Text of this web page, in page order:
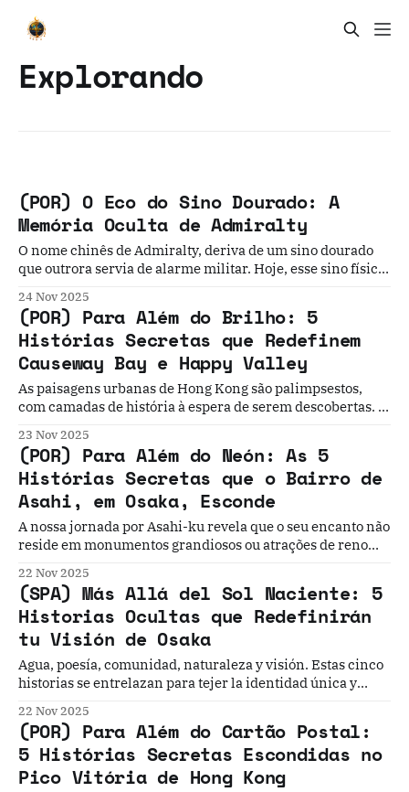
Explorando
(POR) O Eco do Sino Dourado: A
Memória Oculta de Admiralty
O nome chinês de Admiralty, deriva de um sino dourado
que outrora servia de alarme militar. Hoje, esse sino físico
um alarme de guerra, mas um "som de alerta" contínuo,
que lembra a cidade das complexas tensões que pulsam no
seu coração...
24 Nov 2025
(POR) Para Além do Brilho: 5
Histórias Secretas que Redefinem
Causeway Bay e Happy Valley
As paisagens urbanas de Hong Kong são palimpsestos,
com camadas de história à espera de serem descobertas. O
equilíbrio; a sua geografia é um campo de batalha
constante entre a memória e o esquecimento...
23 Nov 2025
(POR) Para Além do Neón: As 5
Histórias Secretas que o Bairro de
Asahi, em Osaka, Esconde
A nossa jornada por Asahi-ku revela que o seu encanto não
reside em monumentos grandiosos ou atrações de renome
sobre a resiliência humana face à natureza...
22 Nov 2025
(SPA) Más Allá del Sol Naciente: 5
Historias Ocultas que Redefinirán
tu Visión de Osaka
Agua, poesía, comunidad, naturaleza y visión. Estas cinco
historias se entrelazan para tejer la identidad única y
verdadero encanto de una ciudad a menudo se esconde en
los rincones ignorados por los mapas turísticos..
22 Nov 2025
(POR) Para Além do Cartão Postal:
5 Histórias Secretas Escondidas no
Pico Vitória de Hong Kong